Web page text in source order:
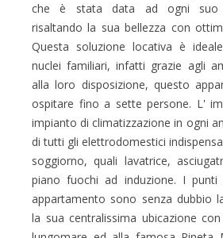
che è stata data ad ogni suo
risaltando la sua bellezza con
Questa soluzione locativa è
nuclei familiari, infatti grazie agli
alla loro disposizione, questo
ospitare fino a sette persone. L'
impianto di climatizzazione in ogni
di tutti gli elettrodomestici
soggiorno, quali lavatrice,
piano fuochi ad induzione. I
appartamento sono senza dubbio
la sua centralissima ubicazione